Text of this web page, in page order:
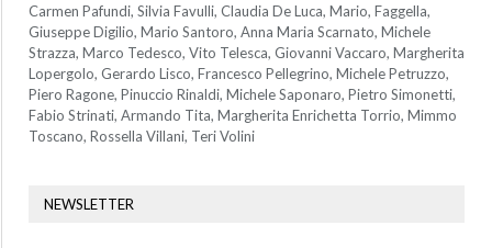
Carmen Pafundi, Silvia Favulli, Claudia De Luca, Mario, Faggella,
Giuseppe Digilio, Mario Santoro, Anna Maria Scarnato, Michele
Strazza, Marco Tedesco, Vito Telesca, Giovanni Vaccaro, Margherita
Lopergolo, Gerardo Lisco, Francesco Pellegrino, Michele Petruzzo,
Piero Ragone, Pinuccio Rinaldi, Michele Saponaro, Pietro Simonetti,
Fabio Strinati, Armando Tita, Margherita Enrichetta Torrio, Mimmo
Toscano, Rossella Villani, Teri Volini
NEWSLETTER